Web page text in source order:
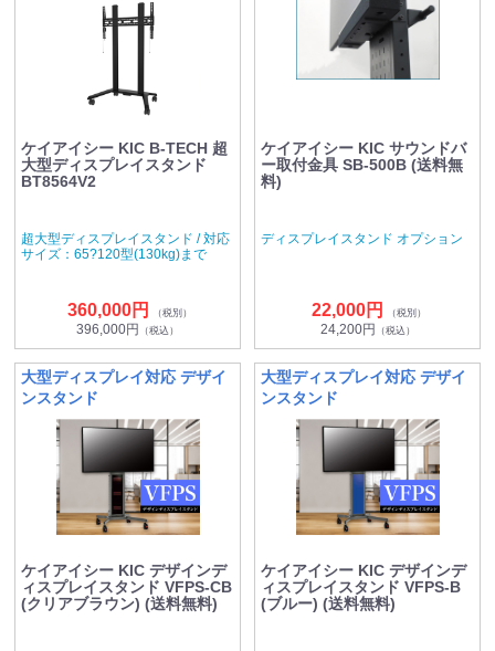
ケイアイシー KIC B-TECH 超
大型ディスプレイスタンド
BT8564V2
超大型ディスプレイスタンド / 対応
サイズ：65?120型(130kg)まで
360,000円 （税別）
396,000円 （税込）
ケイアイシー KIC サウンドバ
ー取付金具 SB-500B (送料無
料)
ディスプレイスタンド オプション
22,000円 （税別）
24,200円 （税込）
大型ディスプレイ対応 デザイ
ンスタンド
ケイアイシー KIC デザインデ
ィスプレイスタンド VFPS-CB
(クリアブラウン) (送料無料)
大型ディスプレイ対応 デザイ
ンスタンド
ケイアイシー KIC デザインデ
ィスプレイスタンド VFPS-B
(ブルー) (送料無料)